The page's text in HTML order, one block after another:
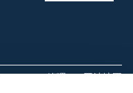
Cookie管理
网站地图